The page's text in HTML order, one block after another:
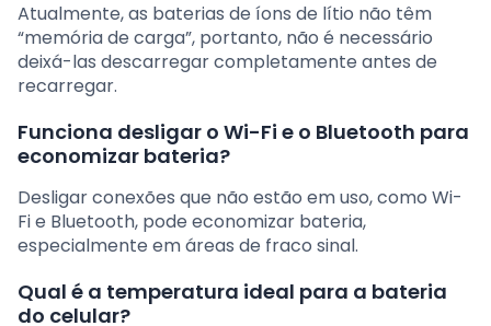
Atualmente, as baterias de íons de lítio não têm
“memória de carga”, portanto, não é necessário
deixá-las descarregar completamente antes de
recarregar.
Funciona desligar o Wi-Fi e o Bluetooth para
economizar bateria?
Desligar conexões que não estão em uso, como Wi-
Fi e Bluetooth, pode economizar bateria,
especialmente em áreas de fraco sinal.
Qual é a temperatura ideal para a bateria
do celular?